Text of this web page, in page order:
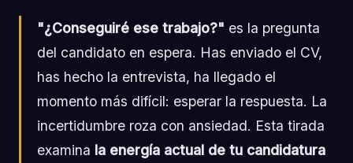
"¿Conseguiré ese trabajo?" es la pregunta
del candidato en espera. Has enviado el CV,
has hecho la entrevista, ha llegado el
momento más difícil: esperar la respuesta. La
incertidumbre roza con ansiedad. Esta tirada
examina la energía actual de tu candidatura